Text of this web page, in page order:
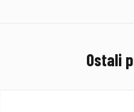
Ostali